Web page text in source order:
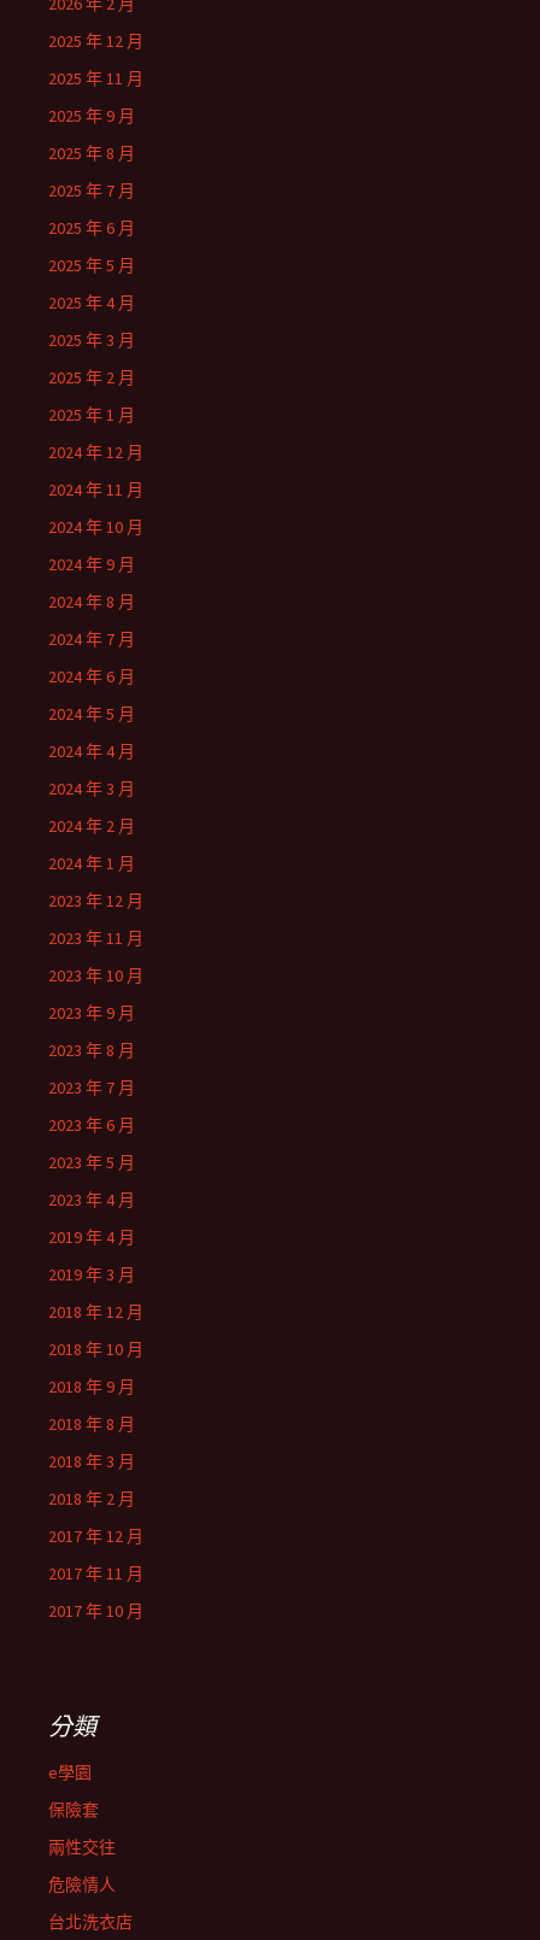
2025 年 12 月
2025 年 11 月
2025 年 9 月
2025 年 8 月
2025 年 7 月
2025 年 6 月
2025 年 5 月
2025 年 4 月
2025 年 3 月
2025 年 2 月
2025 年 1 月
2024 年 12 月
2024 年 11 月
2024 年 10 月
2024 年 9 月
2024 年 8 月
2024 年 7 月
2024 年 6 月
2024 年 5 月
2024 年 4 月
2024 年 3 月
2024 年 2 月
2024 年 1 月
2023 年 12 月
2023 年 11 月
2023 年 10 月
2023 年 9 月
2023 年 8 月
2023 年 7 月
2023 年 6 月
2023 年 5 月
2023 年 4 月
2019 年 4 月
2019 年 3 月
2018 年 12 月
2018 年 10 月
2018 年 9 月
2018 年 8 月
2018 年 3 月
2018 年 2 月
2017 年 12 月
2017 年 11 月
2017 年 10 月
分類
e學園
保險套
兩性交往
危險情人
台北洗衣店